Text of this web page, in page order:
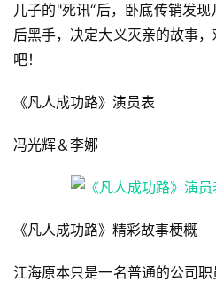
儿子的"死讯“后，卧底传销发
后黑手，决定大义灭亲的故事
吧！
《凡人成功路》演员表
冯光辉＆李娜
《凡人成功路》精彩故事梗概
江海原本只是一名普通的公司职